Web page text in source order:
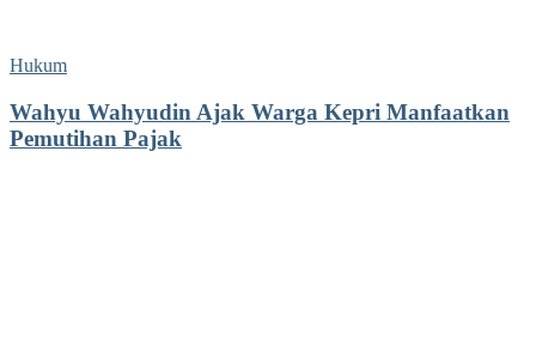
Hukum
Wahyu Wahyudin Ajak Warga Kepri Manfaatkan
Pemutihan Pajak